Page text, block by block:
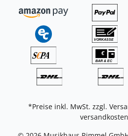
*Preise inkl. MwSt. zzgl.